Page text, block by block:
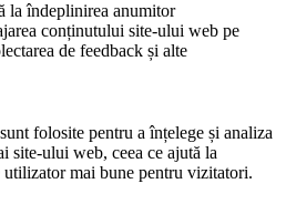
la îndeplinirea anumitor
conținutului site-ului web pe
de feedback și alte
folosite pentru a înțelege și analiza
site-ului web, ceea ce ajută la
mai bune pentru vizitatori.